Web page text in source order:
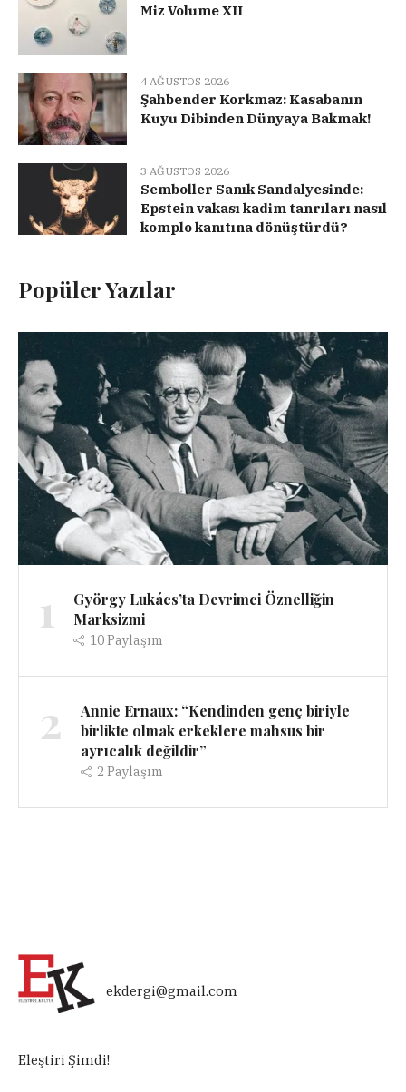
Miz Volume XII
4 AĞUSTOS 2026
Şahbender Korkmaz: Kasabanın
Kuyu Dibinden Dünyaya Bakmak!
3 AĞUSTOS 2026
Semboller Sanık Sandalyesinde:
Epstein vakası kadim tanrıları nasıl
komplo kanıtına dönüştürdü?
Popüler Yazılar
1
György Lukács’ta Devrimci Öznelliğin
Marksizmi
10Paylaşım
2
Annie Ernaux: “Kendinden genç biriyle
birlikte olmak erkeklere mahsus bir
ayrıcalık değildir”
2 Paylaşım
ekdergi@gmail.com
Eleştiri Şimdi!